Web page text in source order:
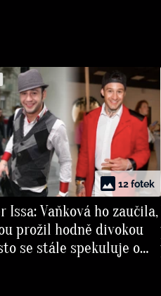
12 fotek
Issa: Vaňková ho zaučila,
prožil hodně divokou
se stále spekuluje o